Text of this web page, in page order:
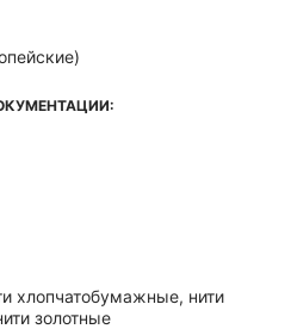
хлопчатобумажные, нити
золотные